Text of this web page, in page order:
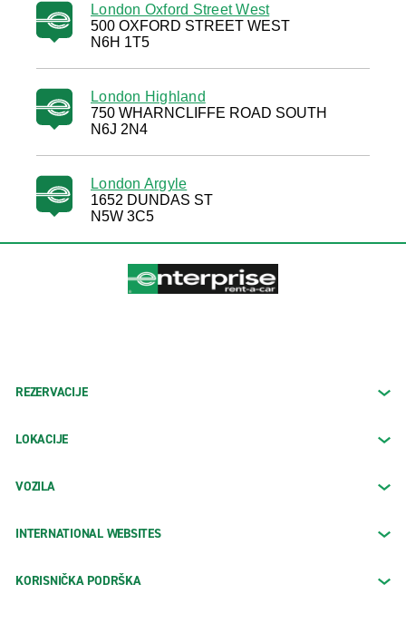
London Oxford Street West
500 OXFORD STREET WEST
N6H 1T5
London Highland
750 WHARNCLIFFE ROAD SOUTH
N6J 2N4
London Argyle
1652 DUNDAS ST
N5W 3C5
REZERVACIJE
LOKACIJE
VOZILA
INTERNATIONAL WEBSITES
KORISNIČKA PODRŠKA